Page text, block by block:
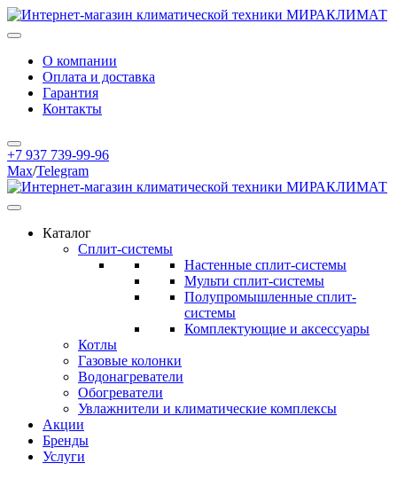
О компании
Оплата и доставка
Гарантия
Контакты
+7 937 739-99-96
Max/Telegram
Каталог
Сплит-системы
Настенные сплит-системы
Мульти сплит-системы
Полупромышленные сплит-
системы
Комплектующие и аксессуары
Котлы
Газовые колонки
Водонагреватели
Обогреватели
Увлажнители и климатические комплексы
Акции
Бренды
Услуги